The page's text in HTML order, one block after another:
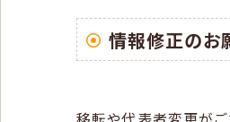
情報修正のお